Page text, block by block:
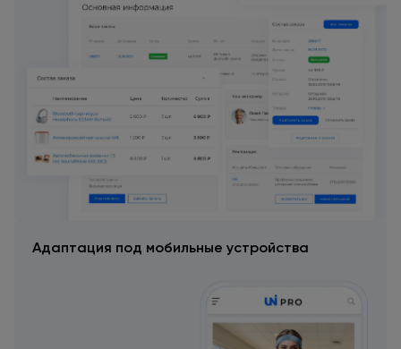
Адаптация под мобильные устройства